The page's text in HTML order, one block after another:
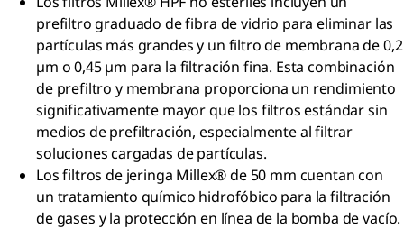
prefiltro graduado de fibra de vidrio para eliminar las
partículas más grandes y un filtro de membrana de 0,2
µm o 0,45 µm para la filtración fina. Esta combinación
de prefiltro y membrana proporciona un rendimiento
significativamente mayor que los filtros estándar sin
medios de prefiltración, especialmente al filtrar
soluciones cargadas de partículas.
Los filtros de jeringa Millex® de 50 mm cuentan con
un tratamiento químico hidrofóbico para la filtración
de gases y la protección en línea de la bomba de vacío.